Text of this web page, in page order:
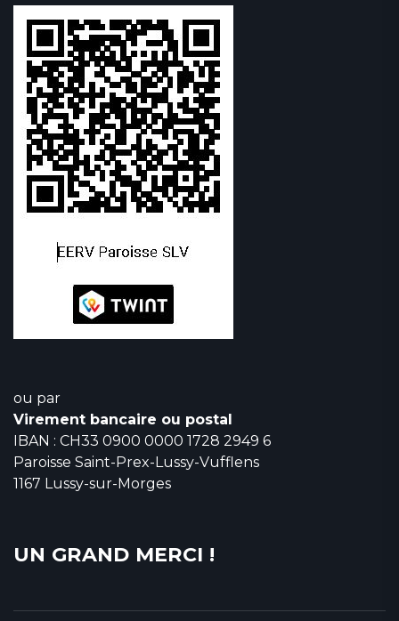
ou par
Virement bancaire ou postal
IBAN : CH33 0900 0000 1728 2949 6
Paroisse Saint-Prex-Lussy-Vufflens
1167 Lussy-sur-Morges
UN GRAND MERCI !